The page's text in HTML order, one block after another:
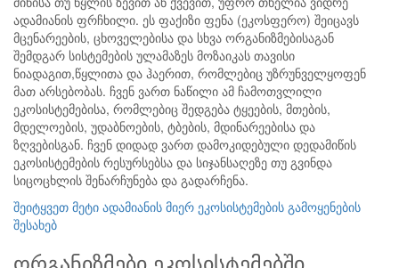
ადამიანის ფრჩხილი. ეს ფაქიზი ფენა (ეკოსფერო) შეიცავს
მცენარეების, ცხოველებისა და სხვა ორგანიზმებისაგან
შემდგარ სისტემების ულამაზეს მოზაიკას თავისი
ნიადაგით,წყლითა და ჰაერით, რომლებიც უზრუნველყოფენ
მათ არსებობას. ჩვენ ვართ ნაწილი ამ ჩამოთვლილი
ეკოსისტემებისა, რომლებიც შედგება ტყეების, მთების,
მდელოების, უდაბნოების, ტბების, მდინარეებისა და
ზღვებისგან. ჩვენ დიდად ვართ დამოკიდებული დედამიწის
ეკოსისტემების რესურსებსა და სიჯანსაღეზე თუ გვინდა
სიცოცხლის შენარჩუნება და გადარჩენა.
შეიტყვეთ მეტი ადამიანის მიერ ეკოსისტემების გამოყენების
შესახებ